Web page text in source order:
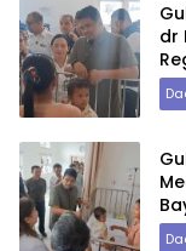
dr